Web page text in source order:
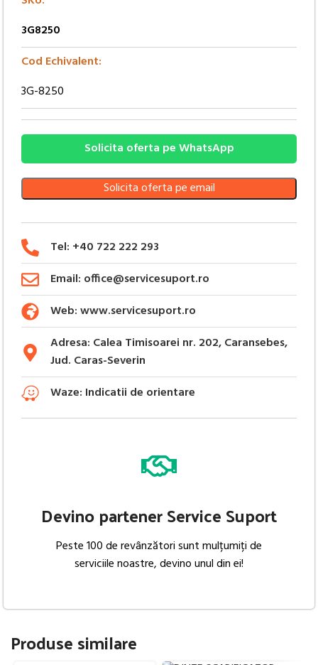
3G8250
Cod Echivalent:
3G-8250
Solicita oferta pe WhatsApp
Solicita oferta pe email
Tel: +40 722 222 293
Email: office@servicesuport.ro
Web: www.servicesuport.ro
Adresa: Calea Timisoarei nr. 202, Caransebes,
Jud. Caras-Severin
Waze: Indicatii de orientare
Devino partener Service Suport
Peste 100 de revânzători sunt mulțumiți de
serviciile noastre, devino unul din ei!
Produse similare